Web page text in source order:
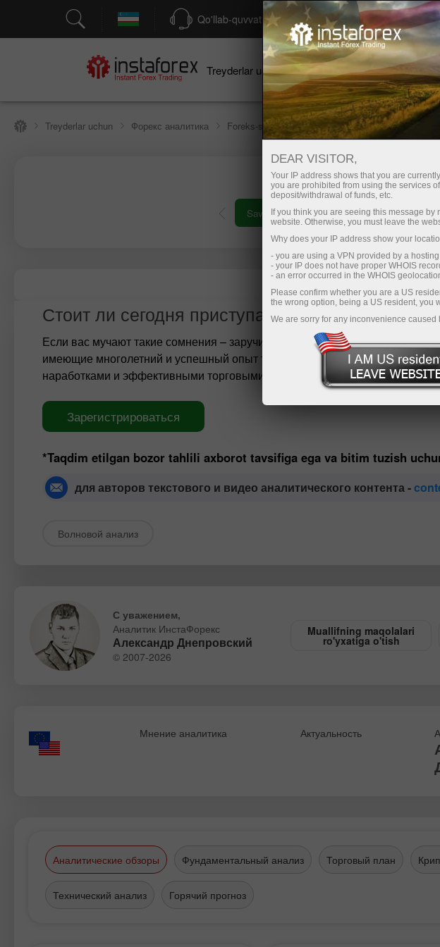
Qo'llab-quvvatlash Hisob-varag'ini tez
Treyderlar uchun
Endi ish
boshlayotganlar
uchun
Treyderlar uchun Форекс аналитика Foreks-sharhlar Волновой анализ
14.05.2025 18:01
Demo-hisob-varag‘ini ochish
Стоит ли сегодня приступать к торговле?
Если вас мучают такие сомнения – заручитесь перед выходом на рынок
имеющие многолетний и успешный опыт торговли на Форекс. Они всегда
наработками и эффективными торговыми рекомендациями.
Зарегистрироваться
*Taqdim etilgan bozor tahlili axborot tavsifiga ega va bitim tuzish
для авторов текстового и видео аналитического контента -
Волновой анализ
С уважением,
Аналитик ИнстаФорекс
Александр Днепровский
© 2007-2026
Muallifning maqolalari
ro'yxatiga o'tish
Мнение аналитика Актуальность
Аналитические обзоры Фундаментальный анализ Торговый план
Технический анализ Горячий прогноз
DEAR VISITOR,
Your IP address shows that you are
you are prohibited from using the services
deposit/withdrawal of funds, etc.
If you think you are seeing this message
website. Otherwise, you must leave the
Why does your IP address show your
- you are using a VPN provided by a
- your IP does not have proper WHOIS
- an error occurred in the WHOIS
Please confirm whether you are a US
the wrong option, being a US resident, you
We are sorry for any inconvenience caused